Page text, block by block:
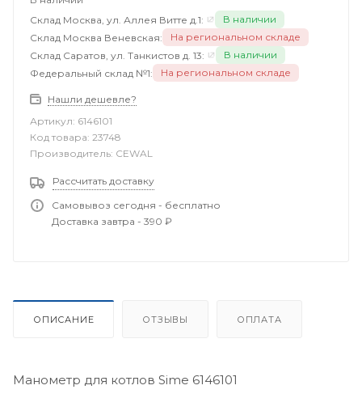
Склад Москва, ул. Аллея Витте д.1:
В наличии
Склад Москва Веневская:
На региональном складе
Склад Саратов, ул. Танкистов д. 13:
В наличии
Федеральный склад №1:
На региональном складе
Нашли дешевле?
Артикул: 6146101
Код товара: 23748
Производитель: CEWAL
Рассчитать доставку
Самовывоз сегодня - бесплатно
Доставка завтра - 390 ₽
ОПИСАНИЕ ОТЗЫВЫ ОПЛАТА
Манометр для котлов Sime 6146101